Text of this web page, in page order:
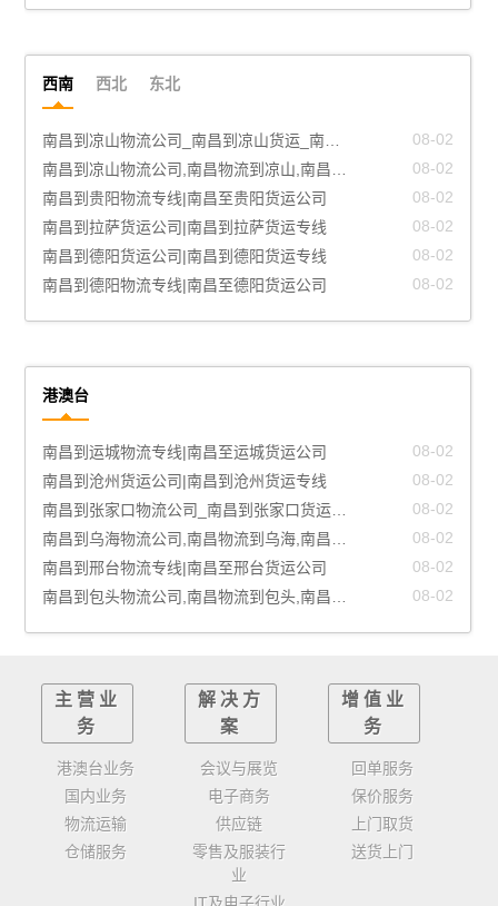
西南 西北 东北
08-02
南昌到凉山物流公司_南昌到凉山货运_南昌至凉山物流专线
08-02
南昌到凉山物流公司,南昌物流到凉山,南昌至凉山物流专线
08-02
南昌到贵阳物流专线|南昌至贵阳货运公司
08-02
南昌到拉萨货运公司|南昌到拉萨货运专线
08-02
南昌到德阳货运公司|南昌到德阳货运专线
08-02
南昌到德阳物流专线|南昌至德阳货运公司
港澳台
08-02
南昌到运城物流专线|南昌至运城货运公司
08-02
南昌到沧州货运公司|南昌到沧州货运专线
08-02
南昌到张家口物流公司_南昌到张家口货运_南昌至张家口物流专线
08-02
南昌到乌海物流公司,南昌物流到乌海,南昌至乌海物流专线
08-02
南昌到邢台物流专线|南昌至邢台货运公司
08-02
南昌到包头物流公司,南昌物流到包头,南昌至包头物流专线
主营业
务
港澳台业务
国内业务
物流运输
仓储服务
解决方
案
会议与展览
电子商务
供应链
零售及服装行
业
增值业
务
回单服务
保价服务
上门取货
送货上门